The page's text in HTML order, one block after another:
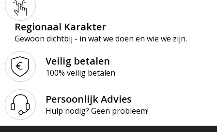
Regionaal Karakter
Gewoon dichtbij - in wat we doen en wie we zijn.
Veilig betalen
100% veilig betalen
Persoonlijk Advies
Hulp nodig? Geen probleem!